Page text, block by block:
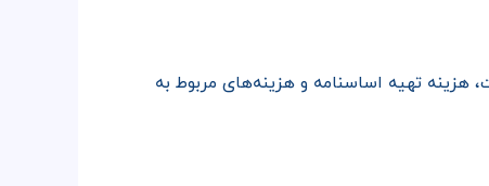
تهیه اساسنامه و هزینه‌های مربوط به